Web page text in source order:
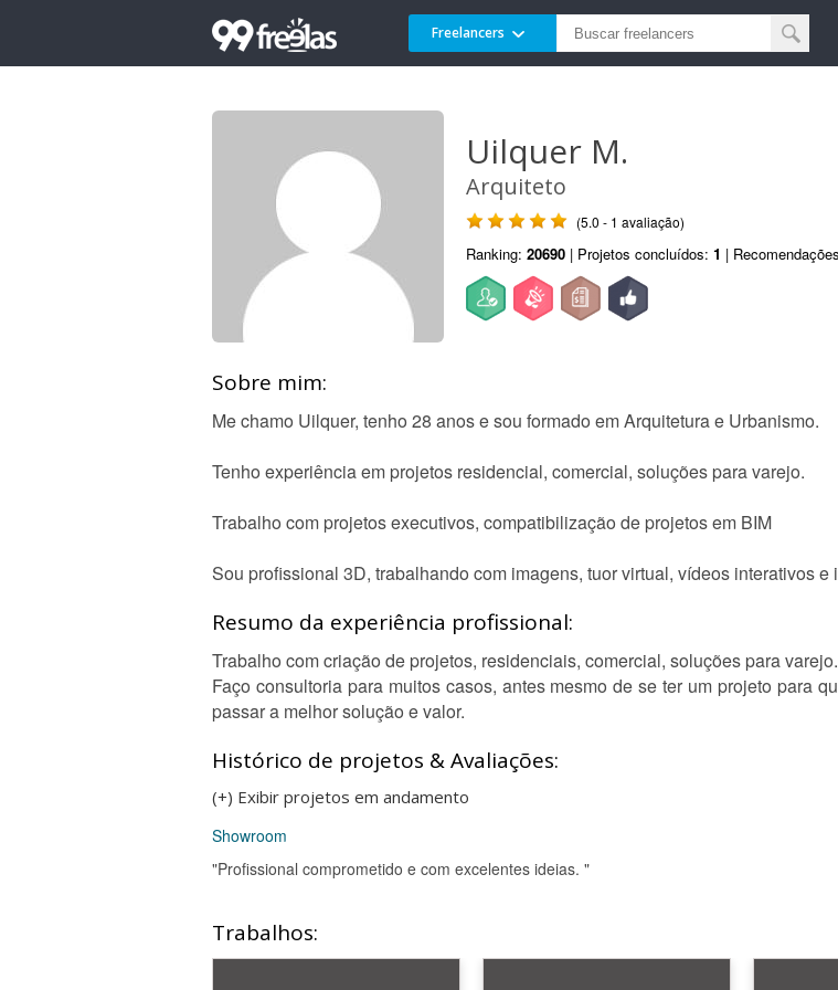
Freelancers
Uilquer M.
Arquiteto
(5.0 - 1 avaliação)
Ranking: 20690 | Projetos concluídos: 1 |
Sobre mim:
Me chamo Uilquer, tenho 28 anos e sou formado em Arquitetura e Urbanismo.
Tenho experiência em projetos residencial, comercial, soluções para varejo.
Trabalho com projetos executivos, compatibilização de projetos em BIM
Sou profissional 3D, trabalhando com imagens, tuor virtual, vídeos interativos
Resumo da experiência profissional:
Trabalho com criação de projetos, residenciais, comercial, soluções para varejo.
Faço consultoria para muitos casos, antes mesmo de se ter um projeto para
passar a melhor solução e valor.
Histórico de projetos & Avaliações:
(+) Exibir projetos em andamento
Showroom
"Profissional comprometido e com excelentes ideias. "
Trabalhos: